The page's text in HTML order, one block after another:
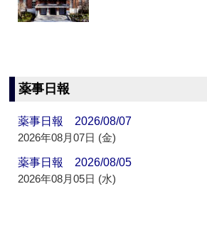
薬事日報
薬事日報 2026/08/07
2026年08月07日 (金)
薬事日報 2026/08/05
2026年08月05日 (水)